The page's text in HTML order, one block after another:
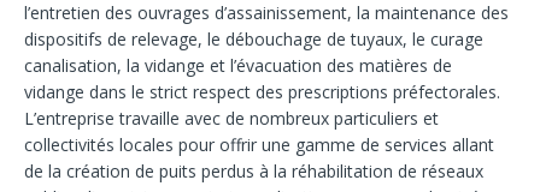
l’entretien des ouvrages d’assainissement, la maintenance des
dispositifs de relevage, le débouchage de tuyaux, le curage
canalisation, la vidange et l’évacuation des matières de
vidange dans le strict respect des prescriptions préfectorales.
L’entreprise travaille avec de nombreux particuliers et
collectivités locales pour offrir une gamme de services allant
de la création de puits perdus à la réhabilitation de réseaux